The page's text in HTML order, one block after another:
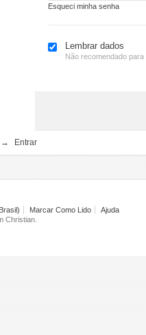
Esqueci minha senha
Lembrar dados
Não recomendado
→ Entrar
Marcar Como Lido
Ajuda
Christian.